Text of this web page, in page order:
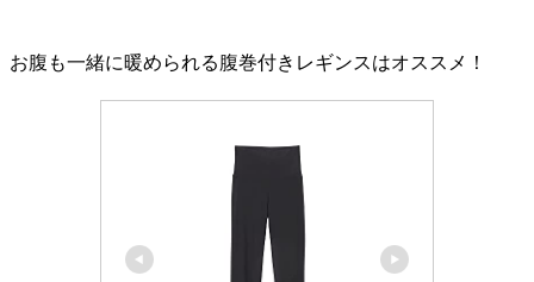
お腹も一緒に暖められる腹巻付きレギンスはオススメ！